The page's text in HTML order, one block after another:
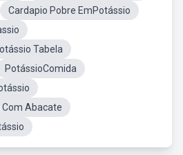
Cardapio Pobre EmPotássio
Tabela
PotássioComida
Com Abacate